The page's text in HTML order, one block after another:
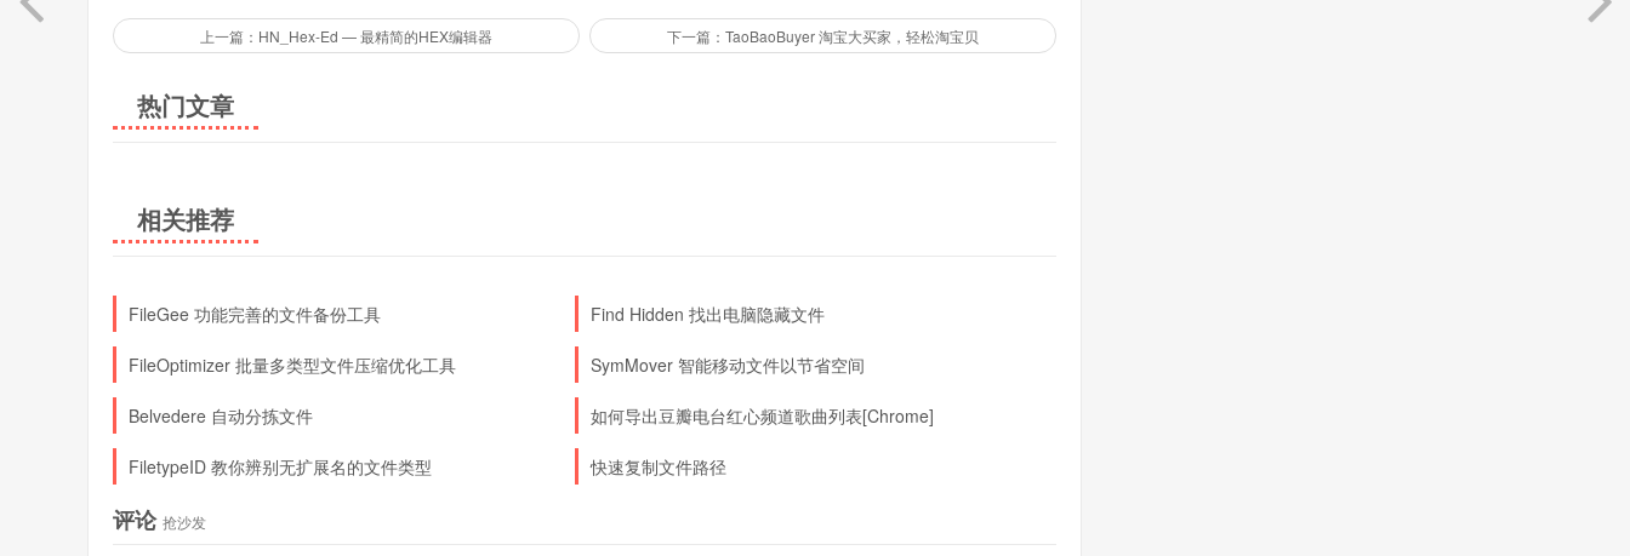
上一篇：HN_Hex-Ed — 最精简的HEX编辑器 下一篇：TaoBaoBuyer 淘宝大买家，轻松淘宝贝
热门文章
相关推荐
FileGee 功能完善的文件备份工具 Find Hidden 找出电脑隐藏文件
FileOptimizer 批量多类型文件压缩优化工具 SymMover 智能移动文件以节省空间
Belvedere 自动分拣文件 如何导出豆瓣电台红心频道歌曲列表[Chrome]
FiletypeID 教你辨别无扩展名的文件类型 快速复制文件路径
评论 抢沙发